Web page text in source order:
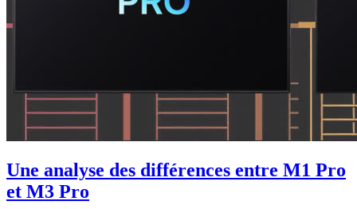
Une analyse des différences entre M1 Pro
et M3 Pro